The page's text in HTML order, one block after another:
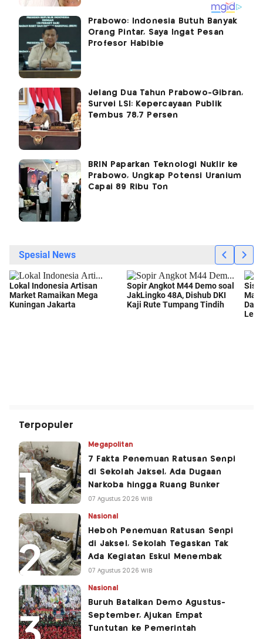
Prabowo: Indonesia Butuh Banyak
Orang Pintar, Saya Ingat Pesan
Profesor Habibie
Jelang Dua Tahun Prabowo-Gibran,
Survei LSI: Kepercayaan Publik
Tembus 78,7 Persen
BRIN Paparkan Teknologi Nuklir ke
Prabowo, Ungkap Potensi Uranium
Capai 89 Ribu Ton
Terpopuler
Megapolitan
7 Fakta Penemuan Ratusan Senpi
di Sekolah Jaksel, Ada Dugaan
Narkoba hingga Ruang Bunker
07 Agustus 2026 WIB
Nasional
Heboh Penemuan Ratusan Senpi
di Jaksel, Sekolah Tegaskan Tak
Ada Kegiatan Eskul Menembak
07 Agustus 2026 WIB
Nasional
Buruh Batalkan Demo Agustus-
September, Ajukan Empat
Tuntutan ke Pemerintah